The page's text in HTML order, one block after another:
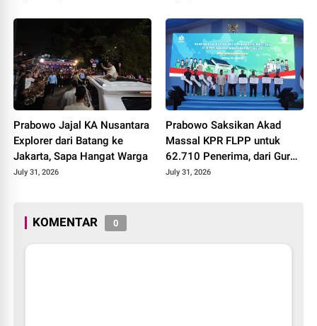
2026
Prabowo Jajal KA Nusantara
Explorer dari Batang ke
Jakarta, Sapa Hangat Warga
July 31, 2026
Prabowo Saksikan Akad
Massal KPR FLPP untuk
62.710 Penerima, dari Guru
SD hingga Pengemudi Ojol
July 31, 2026
KOMENTAR 0